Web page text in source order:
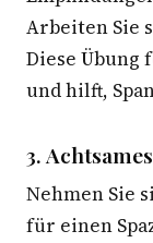
Arbeiten Sie
Diese Übung
und hilft,
3.
Nehmen Sie
für einen